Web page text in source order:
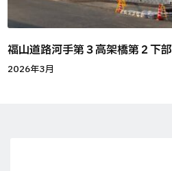
福山道路河手第３高架橋第２下部
2026年3月